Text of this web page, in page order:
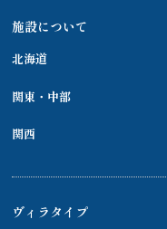
施設について
北海道
関東・中部
関西
ヴィラタイプ